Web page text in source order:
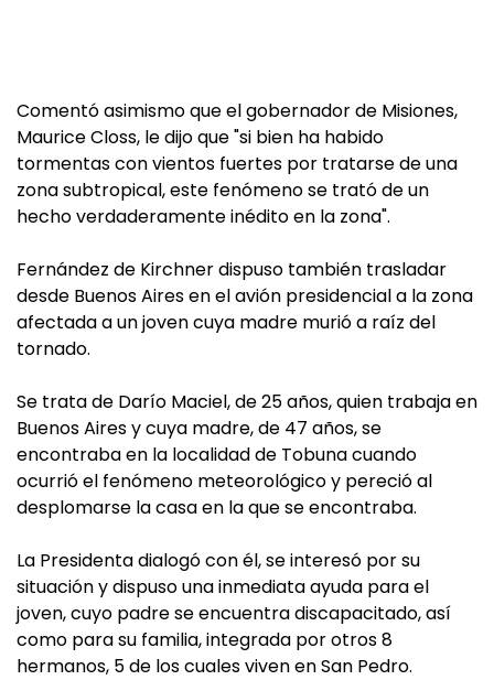
Comentó asimismo que el gobernador de Misiones,
Maurice Closs, le dijo que "si bien ha habido
tormentas con vientos fuertes por tratarse de una
zona subtropical, este fenómeno se trató de un
hecho verdaderamente inédito en la zona".
Fernández de Kirchner dispuso también trasladar
desde Buenos Aires en el avión presidencial a la zona
afectada a un joven cuya madre murió a raíz del
tornado.
Se trata de Darío Maciel, de 25 años, quien trabaja en
Buenos Aires y cuya madre, de 47 años, se
encontraba en la localidad de Tobuna cuando
ocurrió el fenómeno meteorológico y pereció al
desplomarse la casa en la que se encontraba.
La Presidenta dialogó con él, se interesó por su
situación y dispuso una inmediata ayuda para el
joven, cuyo padre se encuentra discapacitado, así
como para su familia, integrada por otros 8
hermanos, 5 de los cuales viven en San Pedro.